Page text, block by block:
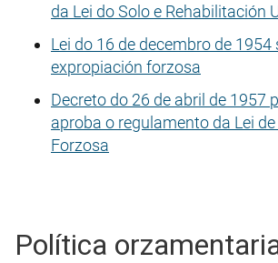
da Lei do Solo e Rehabilitación
Lei do 16 de decembro de 1954
expropiación forzosa
Decreto do 26 de abril de 1957
aproba o regulamento da Lei
Forzosa
Política